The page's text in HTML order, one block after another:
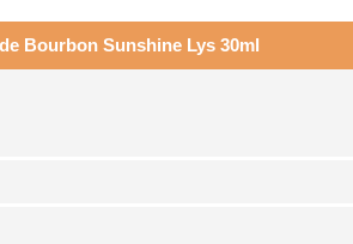
Bourbon Sunshine Lys 30ml